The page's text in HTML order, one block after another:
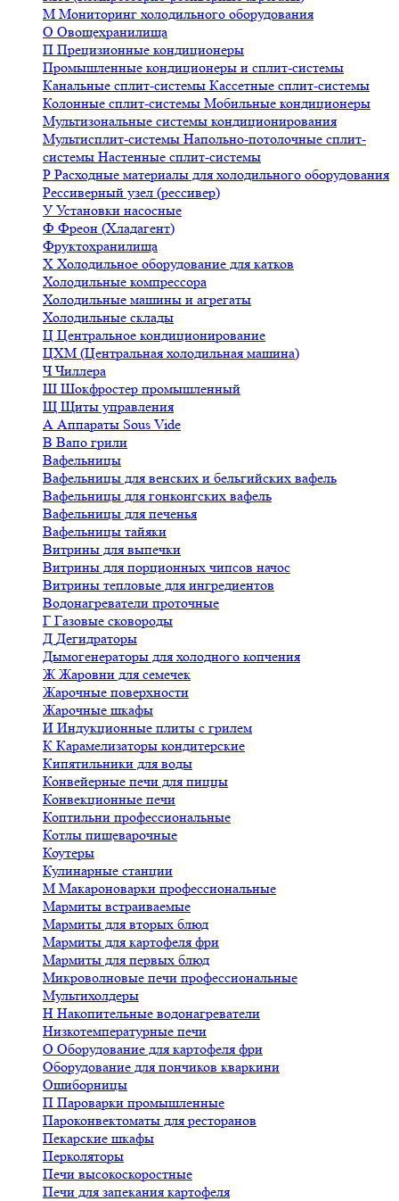
М Мониторинг холодильного оборудования
О Овощехранилища
П Прецизионные кондиционеры
Промышленные кондиционеры и сплит-системы
Канальные сплит-системы Кассетные сплит-системы
Колонные сплит-системы Мобильные кондиционеры
Мультизональные системы кондиционирования
Мультисплит-системы Напольно-потолочные сплит-
системы Настенные сплит-системы
Р Расходные материалы для холодильного оборудования
Рессиверный узел (рессивер)
У Установки насосные
Ф Фреон (Хладагент)
Фруктохранилища
Х Холодильное оборудование для катков
Холодильные компрессора
Холодильные машины и агрегаты
Холодильные склады
Ц Центральное кондиционирование
ЦХМ (Центральная холодильная машина)
ЧЧиллера
Ш Шокфростер промышленный
Щ Щиты управления
А Аппараты Sous Vide
В Вапо грили
Вафельницы
Вафельницы для венских и бельгийских вафель
Вафельницы для гонконгских вафель
Вафельницы для печенья
Вафельницы тайяки
Витрины для выпечки
Витрины для порционных чипсов начос
Витрины тепловые для ингредиентов
Водонагреватели проточные
Г Газовые сковороды
Д Дегидраторы
Дымогенераторы для холодного копчения
ЖЖаровни для семечек
Жарочные поверхности
Жарочные шкафы
И Индукционные плиты с грилем
К Карамелизаторы кондитерские
Кипятильники для воды
Конвейерные печи для пиццы
Конвекционные печи
Коптильни профессиональные
Котлы пищеварочные
Коутеры
Кулинарные станции
М Макароноварки профессиональные
Мармиты встраиваемые
Мармиты для вторых блюд
Мармиты для картофеля фри
Мармиты для первых блюд
Микроволновые печи профессиональные
Мультихолдеры
Н Накопительные водонагреватели
Низкотемпературные печи
О Оборудование для картофеля фри
Оборудование для пончиков кваркини
Ошиборницы
П Пароварки промышленные
Пароконвектоматы для ресторанов
Пекарские шкафы
Перколяторы
Печи высокоскоростные
Печи для запекания картофеля